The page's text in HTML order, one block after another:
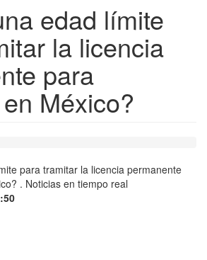
edad límite
la licencia
para
México?